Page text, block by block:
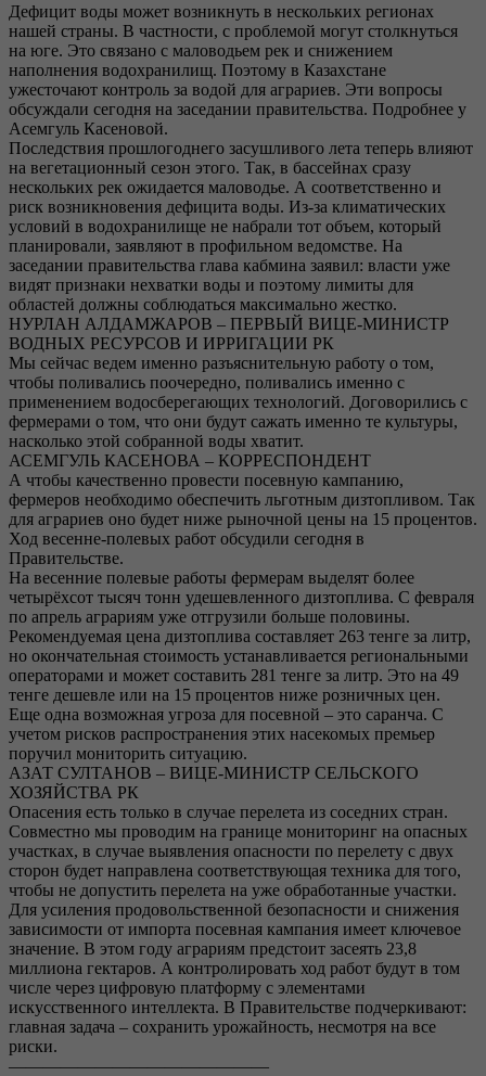
Дефицит воды может возникнуть в нескольких регионах
нашей страны. В частности, с проблемой могут столкнуться
на юге. Это связано с маловодьем рек и снижением
наполнения водохранилищ. Поэтому в Казахстане
ужесточают контроль за водой для аграриев. Эти вопросы
обсуждали сегодня на заседании правительства. Подробнее у
Асемгуль Касеновой.
Последствия прошлогоднего засушливого лета теперь влияют
на вегетационный сезон этого. Так, в бассейнах сразу
нескольких рек ожидается маловодье. А соответственно и
риск возникновения дефицита воды. Из-за климатических
условий в водохранилище не набрали тот объем, который
планировали, заявляют в профильном ведомстве. На
заседании правительства глава кабмина заявил: власти уже
видят признаки нехватки воды и поэтому лимиты для
областей должны соблюдаться максимально жестко.
НУРЛАН АЛДАМЖАРОВ – ПЕРВЫЙ ВИЦЕ-МИНИСТР
ВОДНЫХ РЕСУРСОВ И ИРРИГАЦИИ РК
Мы сейчас ведем именно разъяснительную работу о том,
чтобы поливались поочередно, поливались именно с
применением водосберегающих технологий. Договорились с
фермерами о том, что они будут сажать именно те культуры,
насколько этой собранной воды хватит.
АСЕМГУЛЬ КАСЕНОВА – КОРРЕСПОНДЕНТ
А чтобы качественно провести посевную кампанию,
фермеров необходимо обеспечить льготным дизтопливом. Так
для аграриев оно будет ниже рыночной цены на 15 процентов.
Ход весенне-полевых работ обсудили сегодня в
Правительстве.
На весенние полевые работы фермерам выделят более
четырёхсот тысяч тонн удешевленного дизтоплива. С февраля
по апрель аграриям уже отгрузили больше половины.
Рекомендуемая цена дизтоплива составляет 263 тенге за литр,
но окончательная стоимость устанавливается региональными
операторами и может составить 281 тенге за литр. Это на 49
тенге дешевле или на 15 процентов ниже розничных цен.
Еще одна возможная угроза для посевной – это саранча. С
учетом рисков распространения этих насекомых премьер
поручил мониторить ситуацию.
АЗАТ СУЛТАНОВ – ВИЦЕ-МИНИСТР СЕЛЬСКОГО
ХОЗЯЙСТВА РК
Опасения есть только в случае перелета из соседних стран.
Совместно мы проводим на границе мониторинг на опасных
участках, в случае выявления опасности по перелету с двух
сторон будет направлена соответствующая техника для того,
чтобы не допустить перелета на уже обработанные участки.
Для усиления продовольственной безопасности и снижения
зависимости от импорта посевная кампания имеет ключевое
значение. В этом году аграриям предстоит засеять 23,8
миллиона гектаров. А контролировать ход работ будут в том
числе через цифровую платформу с элементами
искусственного интеллекта. В Правительстве подчеркивают:
главная задача – сохранить урожайность, несмотря на все
риски.
———————————————